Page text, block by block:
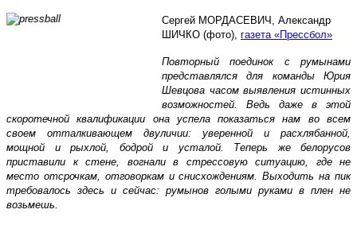
Сергей МОРДАСЕВИЧ, Александр
ШИЧКО (фото), газета «Прессбол»
Повторный поединок с румынами
представлялся для команды Юрия
Шевцова часом выявления истинных
возможностей. Ведь даже в этой
скоротечной квалификации она успела показаться нам во всем
своем отталкивающем двуличии: уверенной и расхлябанной,
мощной и рыхлой, бодрой и усталой. Теперь же белорусов
приставили к стене, вогнали в стрессовую ситуацию, где не
место отсрочкам, отговоркам и снисхождениям. Выходить на пик
требовалось здесь и сейчас: румынов голыми руками в плен не
возьмешь.